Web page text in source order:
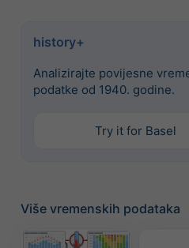
history+
Analizirajte povijesne
podatke od 1940. godine.
Try it for Basel
Više vremenskih podataka